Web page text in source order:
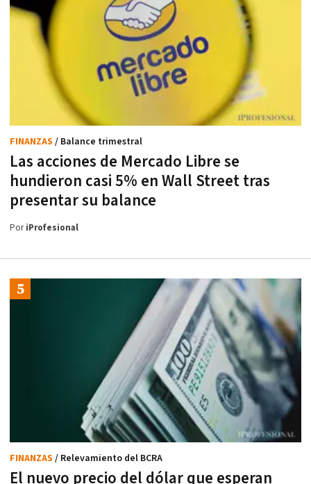
Las acciones de Mercado Libre se
hundieron casi 5% en Wall Street tras
presentar su balance
FINANZAS / Balance trimestral
PoriProfesional
El nuevo precio del dólar que esperan
FINANZAS / Relevamiento del BCRA